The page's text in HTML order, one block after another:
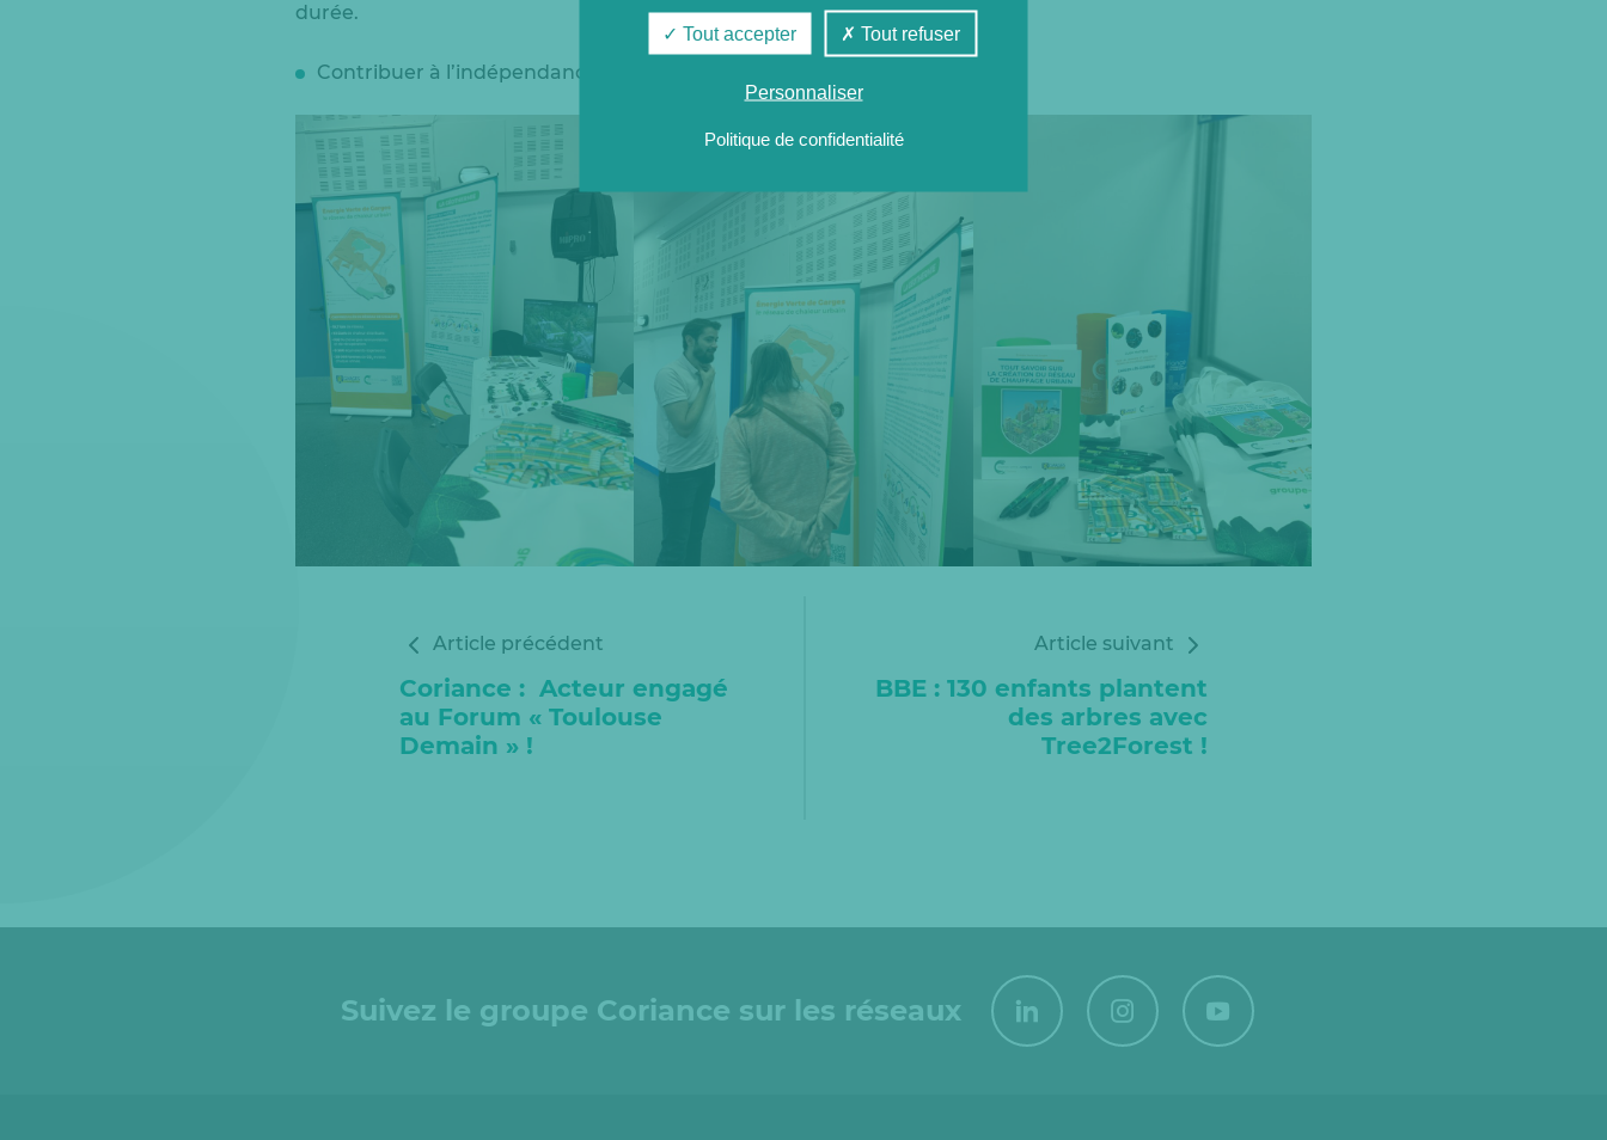
durée.
Contribuer à l’indépendance énergétique de la Ville.
Article précédent
Coriance : Acteur engagé
au Forum « Toulouse
Demain » !
Article suivant
BBE : 130 enfants plantent
des arbres avec
Tree2Forest !
Suivez le groupe Coriance sur les réseaux
Tout accepter Tout refuser
Personnaliser
Politique de confidentialité